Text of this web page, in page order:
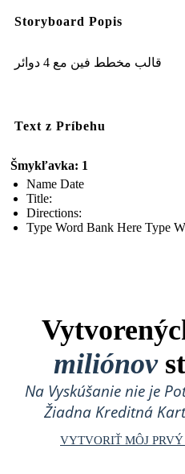
Storyboard Popis
قالب مخطط فين مع 4 دوائر
Text z Príbehu
Šmykľavka: 1
Name Date
Title:
Directions:
Type Word Bank Here Type
miliónov
Na Vyskúšanie nie je
Žiadna Kreditná
VYTVORIŤ MÔJ